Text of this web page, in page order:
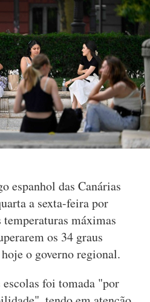
espanhol das Canárias
a sexta-feira por
temperaturas máximas
os 34 graus
o governo regional.
foi tomada "por